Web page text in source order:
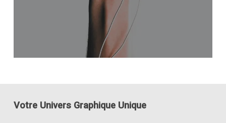
Votre Univers Graphique Unique